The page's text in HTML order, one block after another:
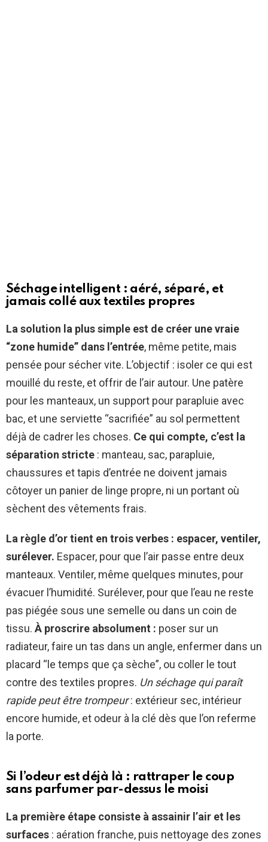
Séchage intelligent : aéré, séparé, et
jamais collé aux textiles propres
La solution la plus simple est de créer une vraie
“zone humide” dans l’entrée, même petite, mais
pensée pour sécher vite. L’objectif : isoler ce qui est
mouillé du reste, et offrir de l’air autour. Une patère
pour les manteaux, un support pour parapluie avec
bac, et une serviette “sacrifiée” au sol permettent
déjà de cadrer les choses. Ce qui compte, c’est la
séparation stricte : manteau, sac, parapluie,
chaussures et tapis d’entrée ne doivent jamais
côtoyer un panier de linge propre, ni un portant où
sèchent des vêtements frais.
La règle d’or tient en trois verbes : espacer, ventiler,
surélever. Espacer, pour que l’air passe entre deux
manteaux. Ventiler, même quelques minutes, pour
évacuer l’humidité. Surélever, pour que l’eau ne reste
pas piégée sous une semelle ou dans un coin de
tissu. À proscrire absolument : poser sur un
radiateur, faire un tas dans un angle, enfermer dans un
placard “le temps que ça sèche”, ou coller le tout
contre des textiles propres. Un séchage qui paraît
rapide peut être trompeur: extérieur sec, intérieur
encore humide, et odeur à la clé dès que l’on referme
la porte.
Si l’odeur est déjà là : rattraper le coup
sans parfumer par-dessus le moisi
La première étape consiste à assainir l’air et les
surfaces : aération franche, puis nettoyage des zones